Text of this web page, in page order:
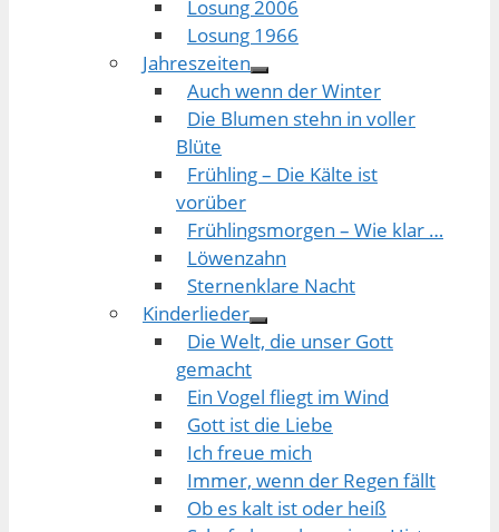
Losung 2006
Losung 1966
Jahreszeiten
Auch wenn der Winter
Die Blumen stehn in voller
Blüte
Frühling – Die Kälte ist
vorüber
Frühlingsmorgen – Wie klar …
Löwenzahn
Sternenklare Nacht
Kinderlieder
Die Welt, die unser Gott
gemacht
Ein Vogel fliegt im Wind
Gott ist die Liebe
Ich freue mich
Immer, wenn der Regen fällt
Ob es kalt ist oder heiß